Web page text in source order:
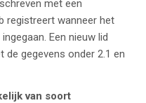
met een
registreert wanneer het
Een nieuw lid
de gegevens onder 2.1 en
van soort